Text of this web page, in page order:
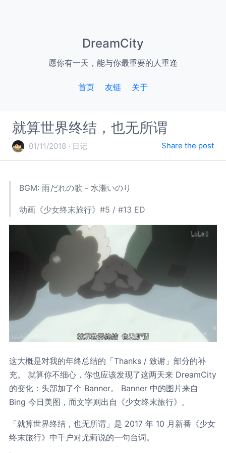
DreamCity
愿你有一天，能与你最重要的人重逢
首页 友链 关于
就算世界终结，也无所谓
01/11/2018 日记 Share the post
BGM: 雨だれの歌 - 水瀬いのり
动画《少女终末旅行》#5 / #13 ED
这大概是对我的年终总结的「Thanks / 致谢」部分的补
充。 就算你不细心，你也应该发现了这两天来 DreamCity
的变化：头部加了个 Banner。 Banner 中的图片来自
Bing 今日美图，而文字则出自《少女终末旅行》。
「就算世界终结，也无所谓」是 2017 年 10 月新番《少女
终末旅行》中千户对尤莉说的一句台词。